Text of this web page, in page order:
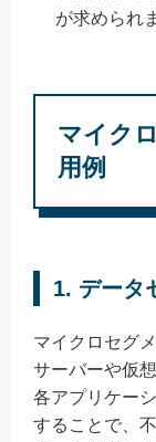
が求められ
マイク
用例
1. データ
マイクロセグ
サーバーや仮
各アプリケー
することで、